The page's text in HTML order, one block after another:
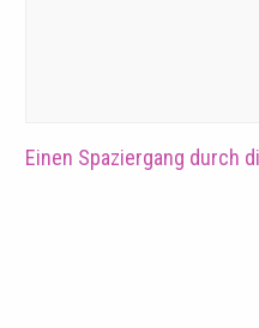
Einen Spaziergang durch